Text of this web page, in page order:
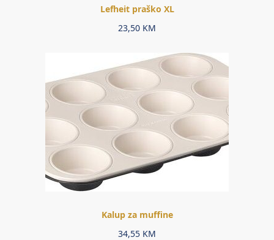
Lefheit praško XL
23,50 KM
Kalup za muffine
34,55 KM